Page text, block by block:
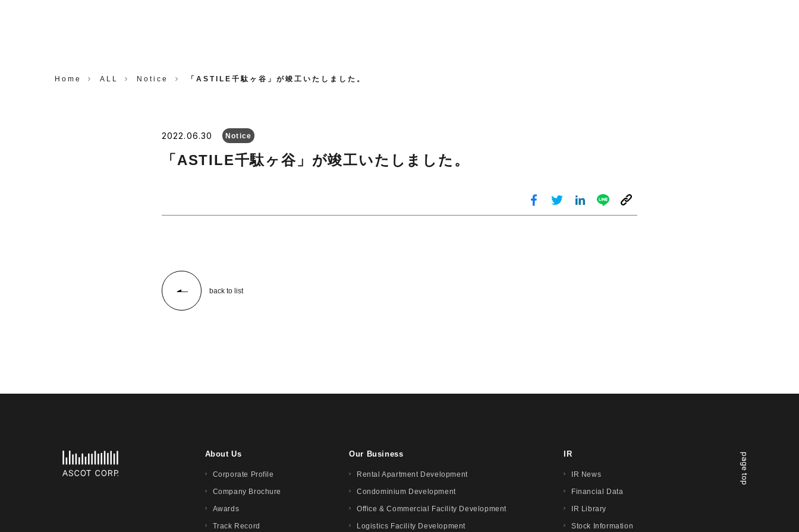
Home ALL Notice 「ASTILE千駄ヶ谷」が竣工いたしました。
2022.06.30 Notice
「ASTILE千駄ヶ谷」が竣工いたしました。
back to list
page top
About Us
Corporate Profile
Company Brochure
Awards
Track Record
Our Business
Rental Apartment Development
Condominium Development
Office & Commercial Facility Development
Logistics Facility Development
IR
IR News
Financial Data
IR Library
Stock Information